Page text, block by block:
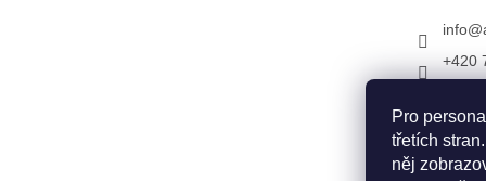
Pro
třetích
něj
info@
+420
u